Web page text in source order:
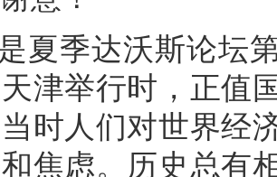
夏季达沃斯论坛
津举行时，正值
时人们对世界经
焦虑。历史总有